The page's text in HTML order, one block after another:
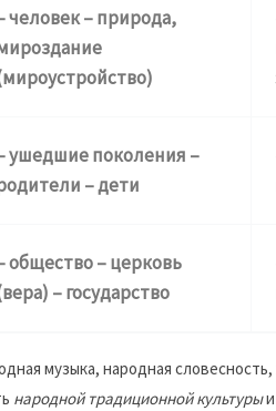
человек – природа,
ушедшие поколения –
– дети
общество – церковь
– государство
музыка, народная
народной традиционной культурыи